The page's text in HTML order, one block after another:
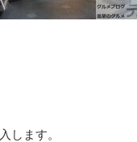
します。